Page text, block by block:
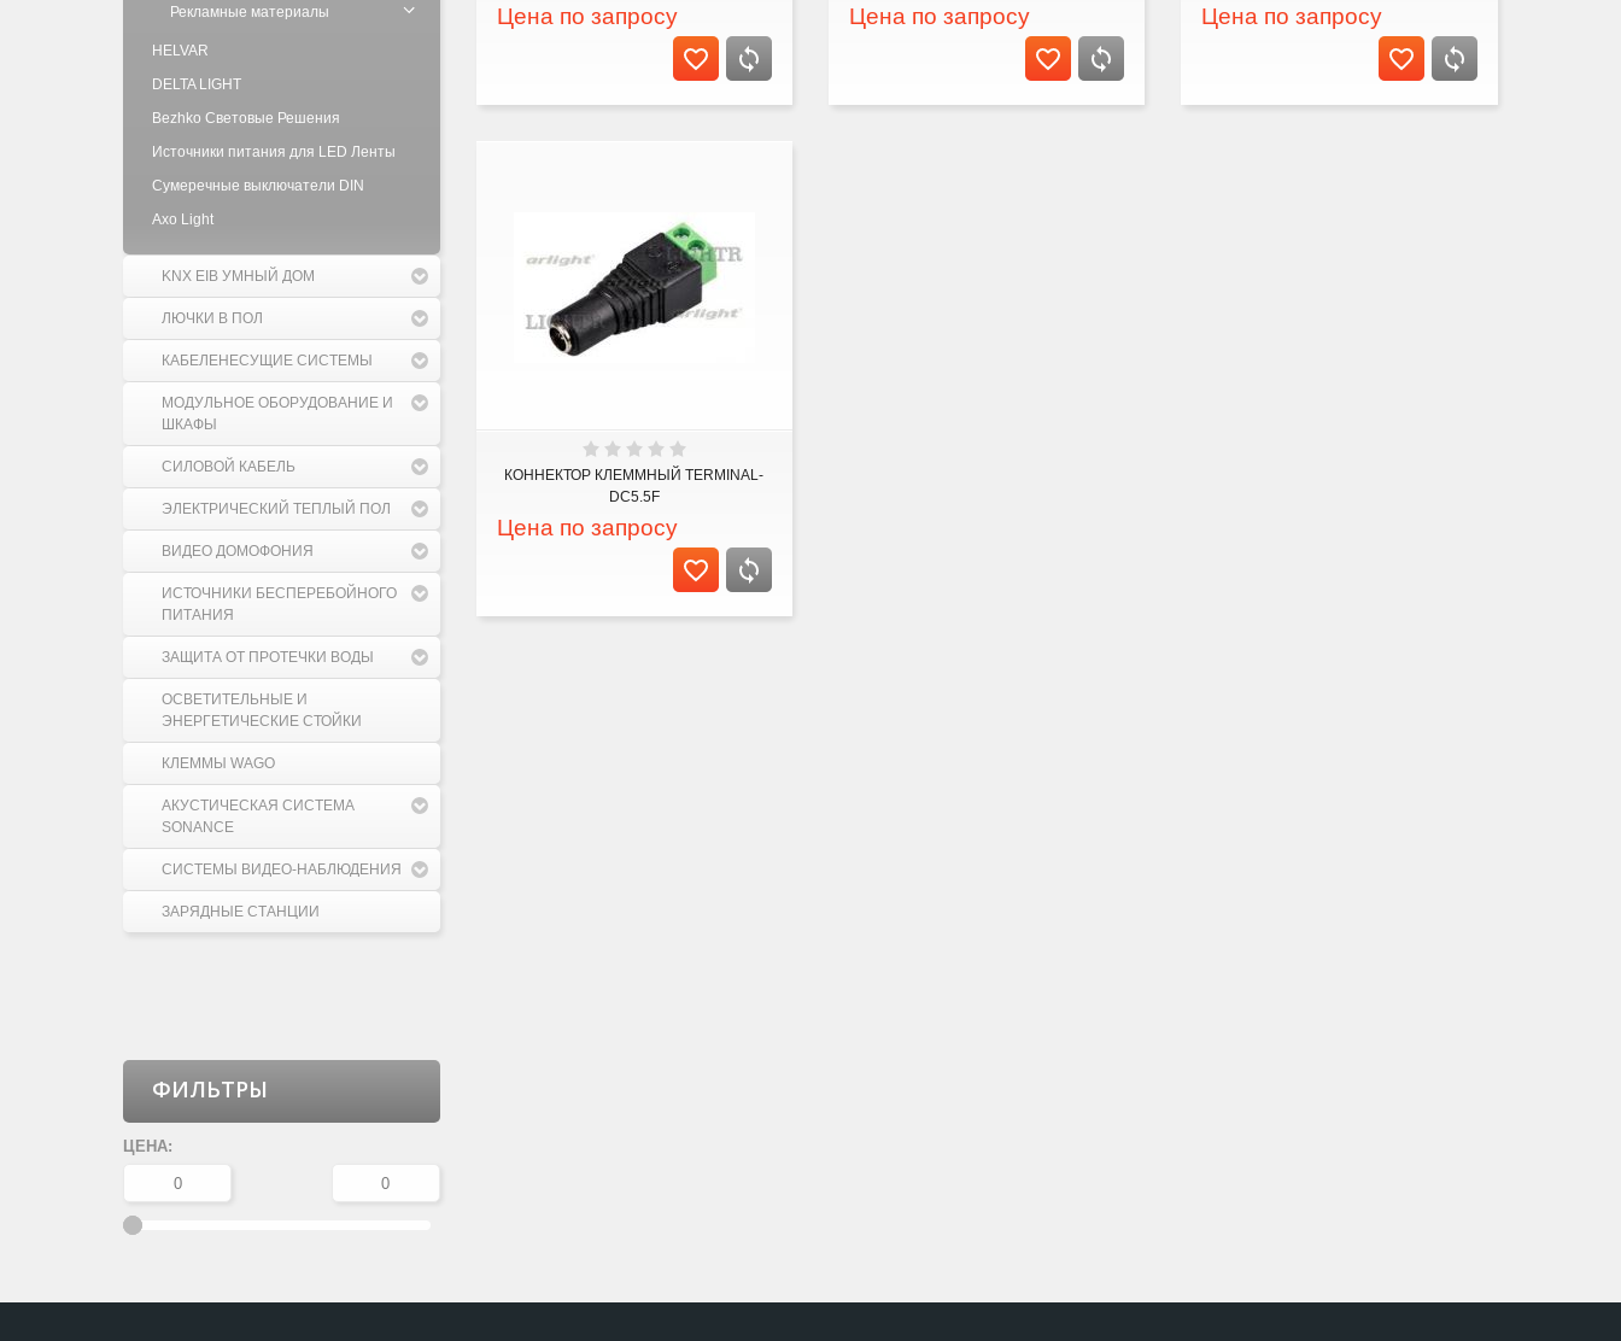
Рекламные материалы
HELVAR
DELTA LIGHT
Bezhko Световые Решения
Источники питания для LED Ленты
Сумеречные выключатели DIN
Axo Light
KNX EIB УМНЫЙ ДОМ
ЛЮЧКИ В ПОЛ
КАБЕЛЕНЕСУЩИЕ СИСТЕМЫ
МОДУЛЬНОЕ ОБОРУДОВАНИЕ И
ШКАФЫ
СИЛОВОЙ КАБЕЛЬ
ЭЛЕКТРИЧЕСКИЙ ТЕПЛЫЙ ПОЛ
ВИДЕО ДОМОФОНИЯ
ИСТОЧНИКИ БЕСПЕРЕБОЙНОГО
ПИТАНИЯ
ЗАЩИТА ОТ ПРОТЕЧКИ ВОДЫ
ОСВЕТИТЕЛЬНЫЕ И
ЭНЕРГЕТИЧЕСКИЕ СТОЙКИ
КЛЕММЫ WAGO
АКУСТИЧЕСКАЯ СИСТЕМА
SONANCE
СИСТЕМЫ ВИДЕО-НАБЛЮДЕНИЯ
ЗАРЯДНЫЕ СТАНЦИИ
ФИЛЬТРЫ
ЦЕНА:
Цена по запросу Цена по запросу Цена по запросу
КОННЕКТОР КЛЕММНЫЙ TERMINAL-
DC5.5F
Цена по запросу